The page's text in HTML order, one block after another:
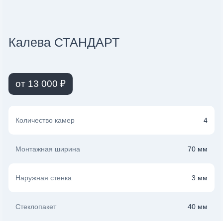
Калева СТАНДАРТ
от 13 000 ₽
Количество камер 4
Монтажная ширина 70 мм
Наружная стенка 3 мм
Стеклопакет 40 мм